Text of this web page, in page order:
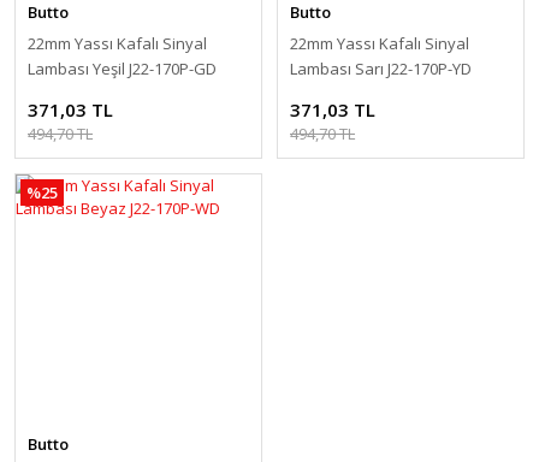
Butto
22mm Yassı Kafalı Sinyal
Lambası Yeşil J22-170P-GD
371,03 TL
494,70 TL
Butto
22mm Yassı Kafalı Sinyal
Lambası Sarı J22-170P-YD
371,03 TL
494,70 TL
%25
Butto